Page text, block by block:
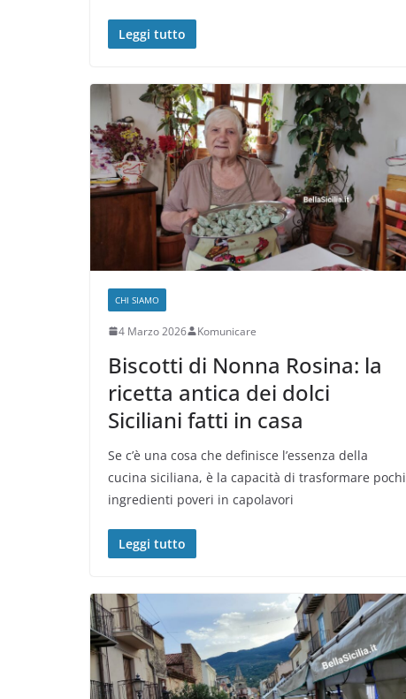
Leggi tutto
CHI SIAMO
4 Marzo 2026 Komunicare
Biscotti di Nonna Rosina: la
ricetta antica dei dolci
Siciliani fatti in casa
Se c’è una cosa che definisce l’essenza della
cucina siciliana, è la capacità di trasformare pochi
ingredienti poveri in capolavori
Leggi tutto